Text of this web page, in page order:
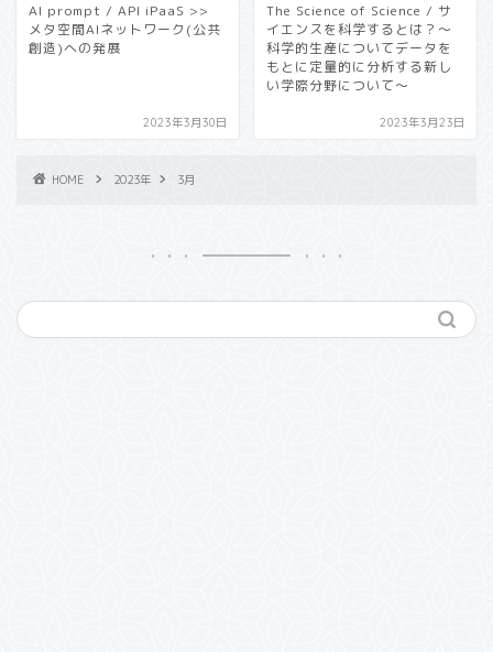
AI prompt / API iPaaS >>
メタ空間AIネットワーク(公共
創造)への発展
2023年3月30日
The Science of Science / サ
イエンスを科学するとは？〜
科学的生産についてデータを
もとに定量的に分析する新し
い学際分野について〜
2023年3月23日
HOME 2023年 3月